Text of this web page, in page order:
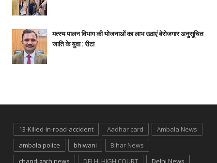
मत्स्य पालन विभाग की योजनाओं का लाभ उठाएं बेरोजगार अनुसूचित
जाति के युवा : रीटा
13-Killed-in-road-accident Aadhar card
Ambala News
ambala police
bhiwani
Bihar News
chandigarh news
DELHI HIGH COURT
Delhi News